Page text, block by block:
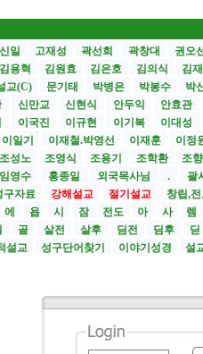
일 고재성 곽선희 곽창대
권오
김용혁 김원효 김은호 김의식
김
교(C) 문기태 박병은 박봉수
박
신만교 신현식 안두익
안효관
이국진 이규현 이기복
이대성
이일기 이재철.박영선 이재훈
이정
조성노 조영식 조용기 조학환
조
영수 홍종일 외국목사님 .
괄
구자료 강해설교 절기설교
창립,
에 욥 시 잠 전도 아 사
렘
골 살전 살후 딤전 딤후
딛
설교 성구단어찾기 이야기성경 설